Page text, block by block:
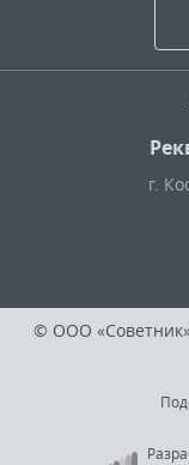
г.
© ООО